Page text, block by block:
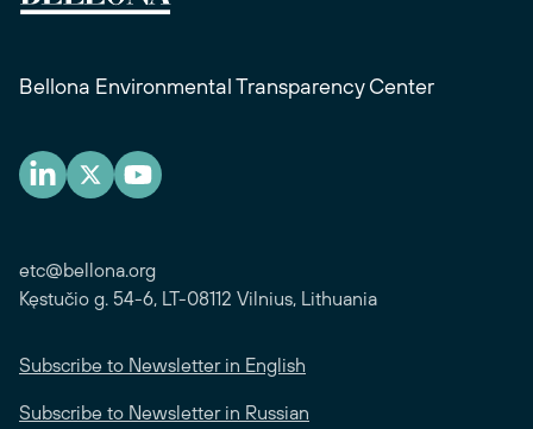
Bellona Environmental Transparency Center
etc@bellona.org
Kęstučio g. 54-6, LT-08112 Vilnius, Lithuania
Subscribe to Newsletter in English
Subscribe to Newsletter in Russian